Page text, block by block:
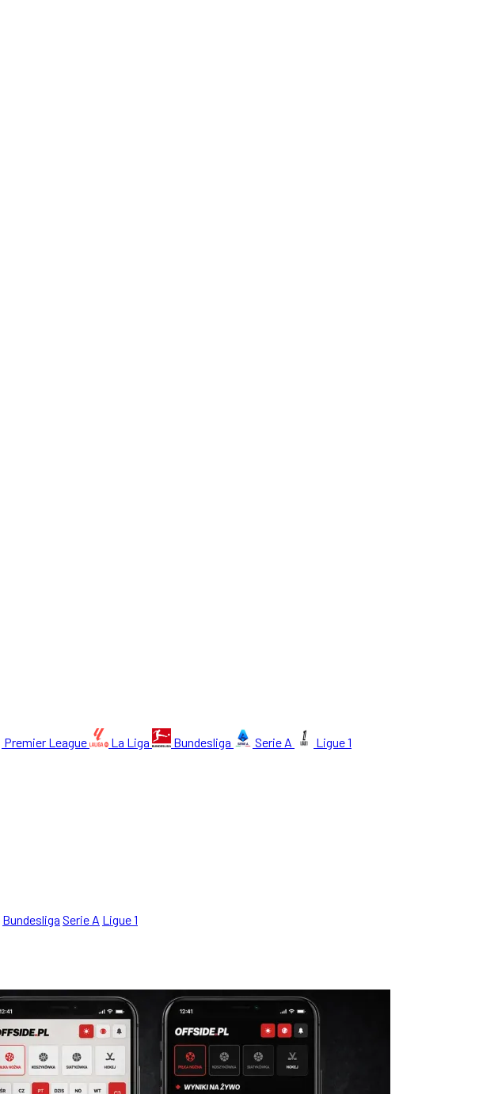
Premier League La Liga Bundesliga Serie A
Ligue 1
Bundesliga Serie A Ligue 1